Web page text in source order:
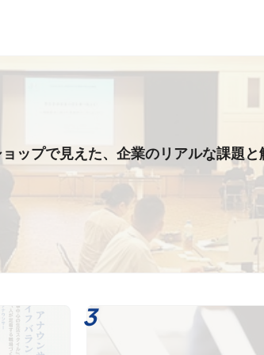
ップで見えた、企業のリアルな課題と